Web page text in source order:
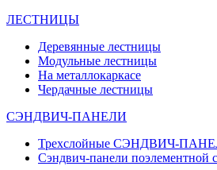
ЛЕСТНИЦЫ
Деревянные лестницы
Модульные лестницы
На металлокаркасе
Чердачные лестницы
СЭНДВИЧ-ПАНЕЛИ
Трехслойные СЭНДВИЧ-
Сэндвич-панели